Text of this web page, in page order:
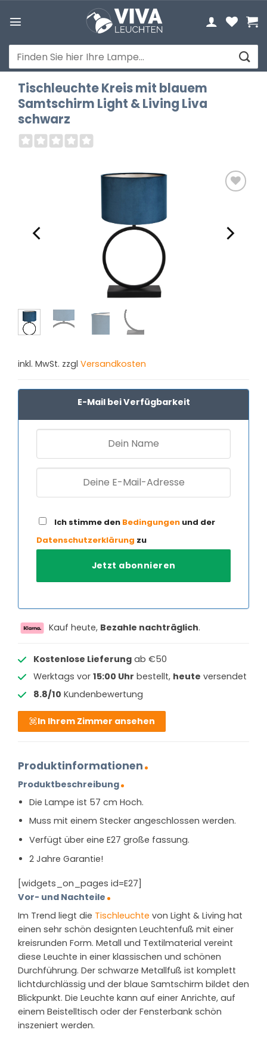
Inhalt
Suchen
nach:
Tischleuchte Kreis mit blauem
Samtschirm Light & Living Liva
schwarz
inkl. MwSt. zzgl Versandkosten
E-Mail bei Verfügbarkeit
Ich stimme den Bedingungen und der
Datenschutzerklärung zu
Kauf heute, Bezahle nachträglich.
Kostenlose Lieferungab €50
Werktags vor 15:00 Uhr bestellt, heute versendet
8.8/10 Kundenbewertung
In Ihrem Zimmer ansehen
Produktinformationen
Produktbeschreibung
Die Lampe ist 57 cm Hoch.
Muss mit einem Stecker angeschlossen werden.
Verfügt über eine E27 große fassung.
2 Jahre Garantie!
[widgets_on_pages id=E27]
Vor- und Nachteile
Im Trend liegt die Tischleuchte von Light & Living hat
einen sehr schön designten Leuchtenfuß mit einer
kreisrunden Form. Metall und Textilmaterial vereint
diese Leuchte in einer klassischen und schönen
Durchführung. Der schwarze Metallfuß ist komplett
lichtdurchlässig und der blaue Samtschirm bildet den
Blickpunkt. Die Leuchte kann auf einer Anrichte, auf
einem Beistelltisch oder der Fensterbank schön
inszeniert werden.